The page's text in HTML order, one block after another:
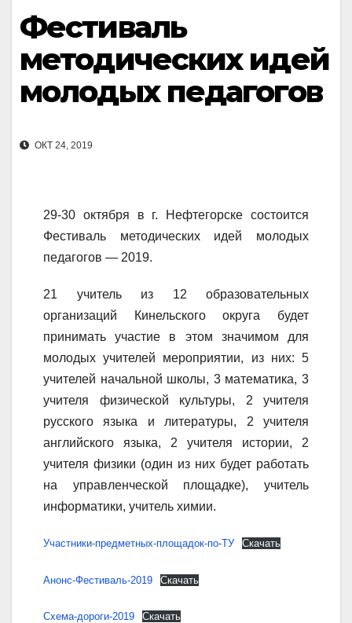
Фестиваль
методических идей
молодых педагогов
ОКТ 24, 2019
29-30 октября в г. Нефтегорске состоится
Фестиваль методических идей молодых
педагогов — 2019.
21 учитель из 12 образовательных
организаций Кинельского округа будет
принимать участие в этом значимом для
молодых учителей мероприятии, из них: 5
учителей начальной школы, 3 математика, 3
учителя физической культуры, 2 учителя
русского языка и литературы, 2 учителя
английского языка, 2 учителя истории, 2
учителя физики (один из них будет работать
на управленческой площадке), учитель
информатики, учитель химии.
Участники-предметных-площадок-по-ТУ Скачать
Анонс-Фестиваль-2019 Скачать
Схема-дороги-2019 Скачать